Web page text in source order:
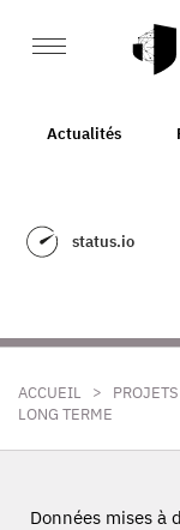
Actualités
status.io
ACCUEIL > PROJETS
LONG TERME
Données mises à